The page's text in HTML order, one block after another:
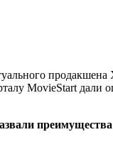
продакшена
MovieStart дали